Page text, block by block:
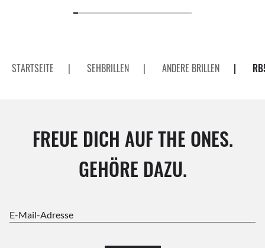
STARTSEITE | SEHBRILLEN | ANDERE BRILLEN |
FREUE DICH AUF THE ONES.
GEHÖRE DAZU.
E-Mail-Adresse